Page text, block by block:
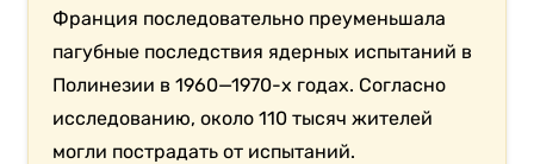
Франция последовательно преуменьшала
пагубные последствия ядерных испытаний в
Полинезии в 1960—1970-х годах. Согласно
исследованию, около 110 тысяч жителей
могли пострадать от испытаний.